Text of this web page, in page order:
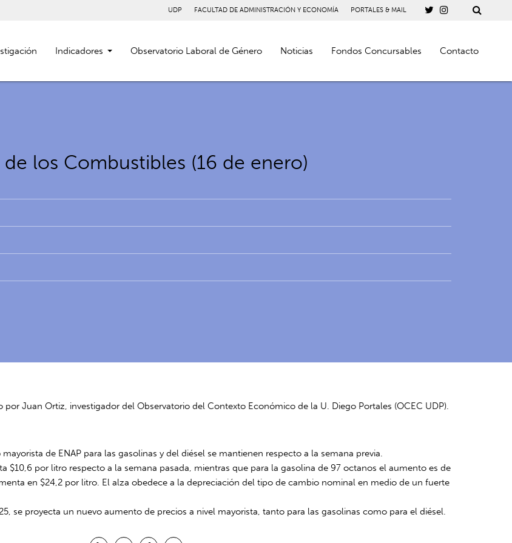
UDP FACULTAD DE ADMINISTRACIÓN Y ECONOMÍA PORTALES & MAIL
Indicadores Observatorio Laboral de Género Noticias Fondos Concursables Contacto
los Combustibles (16 de enero)
Juan Ortiz, investigador del Observatorio del Contexto Económico de la U. Diego Portales (OCEC UDP).
de ENAP para las gasolinas y del diésel se mantienen respecto a la semana previa.
$10,6 por litro respecto a la semana pasada, mientras que para la gasolina de 97 octanos el aumento es de
en $24,2 por litro. El alza obedece a la depreciación del tipo de cambio nominal en medio de un fuerte
se proyecta un nuevo aumento de precios a nivel mayorista, tanto para las gasolinas como para el diésel.